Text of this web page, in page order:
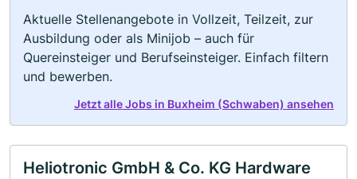
Aktuelle Stellenangebote in Vollzeit, Teilzeit, zur
Ausbildung oder als Minijob – auch für
Quereinsteiger und Berufseinsteiger. Einfach filtern
und bewerben.
Jetzt alle Jobs in Buxheim (Schwaben) ansehen
Heliotronic GmbH & Co. KG Hardware